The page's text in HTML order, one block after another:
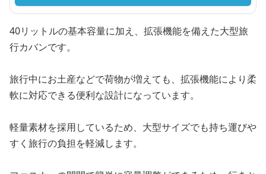
40リットルの基本容量に加え、拡張機能を備えた大型旅
行カバンです。
旅行中にお土産などで荷物が増えても、拡張機能により柔
軟に対応できる便利な設計になっています。
軽量素材を採用しているため、大型サイズでも持ち運びや
すく旅行の負担を軽減します。